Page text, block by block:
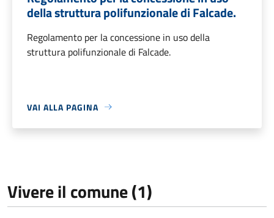
della struttura polifunzionale di Falcade.
Regolamento per la concessione in uso della
struttura polifunzionale di Falcade.
VAI ALLA PAGINA
Vivere il comune (1)